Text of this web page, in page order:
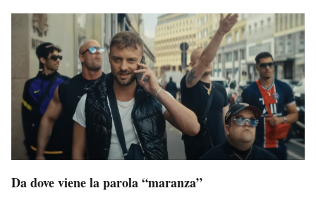
Da dove viene la parola “maranza”